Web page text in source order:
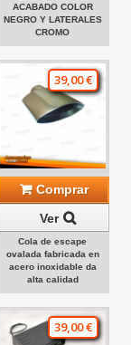
ACABADO COLOR
NEGRO Y LATERALES
CROMO
39,00 €
Comprar
Ver
Cola de escape
ovalada fabricada en
acero inoxidable da
alta calidad
39,00 €